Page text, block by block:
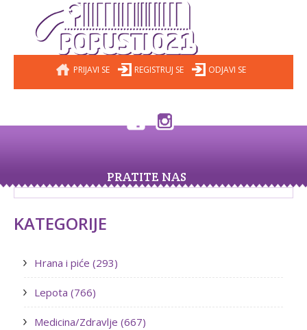
PRIJAVI SE REGISTRUJ SE ODJAVI SE
PRATITE NAS
KATEGORIJE
Hrana i piće (293)
Lepota (766)
Medicina/Zdravlje (667)